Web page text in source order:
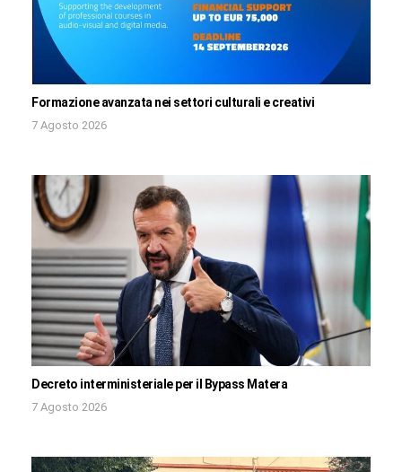
Formazione avanzata nei settori culturali e creativi
7 Agosto 2026
Decreto interministeriale per il Bypass Matera
7 Agosto 2026